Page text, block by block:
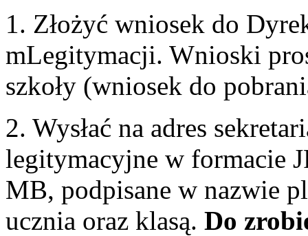
1. Złożyć wniosek do
mLegitymacji. Wnioski
szkoły (wniosek do
2. Wysłać na adres
legitymacyjne w formacie
MB, podpisane w nazwie
ucznia oraz klasą. Do